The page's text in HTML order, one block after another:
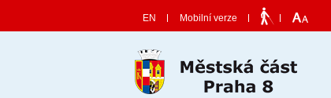
EN Mobilní verze